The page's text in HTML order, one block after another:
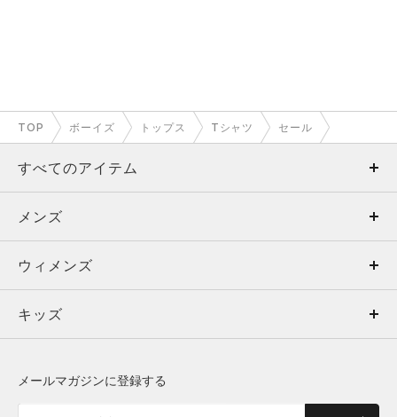
TOP ボーイズ トップス Tシャツ セール
すべてのアイテム
メンズ
ウィメンズ
キッズ
メンズ
トップス
ボトムス
ウィメンズ
トップス
キッズ
メールマガジンに登録する